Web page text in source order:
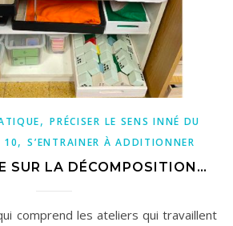
,PRÉCISER LE SENS INNÉ DU
10,S’ENTRAINER À ADDITIONNER
SUR LA DÉCOMPOSITION…